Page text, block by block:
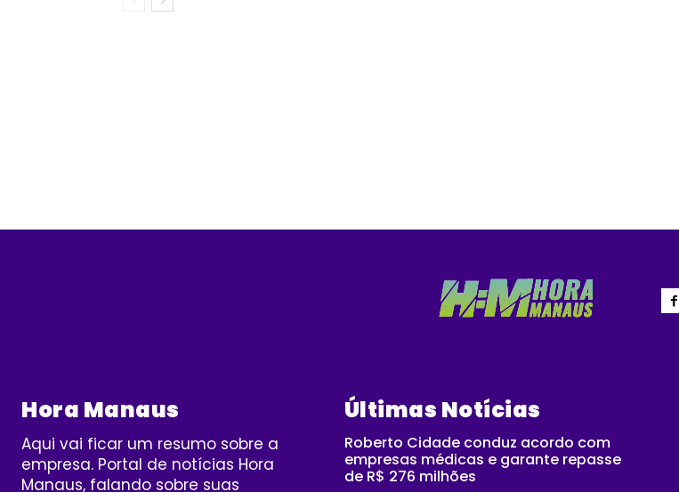
Hora Manaus
Aqui vai ficar um resumo sobre a
empresa. Portal de notícias Hora
Manaus, falando sobre suas
Últimas Notícias
Roberto Cidade conduz acordo com
empresas médicas e garante repasse
de R$ 276 milhões